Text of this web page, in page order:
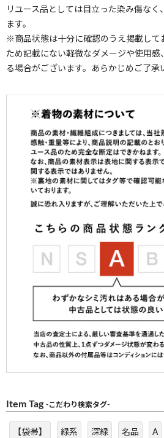
リユース品としては目立った染み傷なく
ます。
※商品状態は十分に確認のうえ掲載して
ため記載にない軽微なダメージや使用感
る場合がございます。あらかじめご了承
Item Tag -こだわり検索タグ-
【袋帯】 緑系 深緑 名品 A